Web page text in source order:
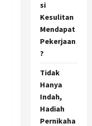
si
Kesulitan
Mendapat
Pekerjaan
?
Tidak
Hanya
Indah,
Hadiah
Pernikaha